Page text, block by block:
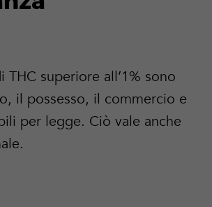
superiore all’1% sono
il possesso, il commercio e
per legge. Ciò vale anche